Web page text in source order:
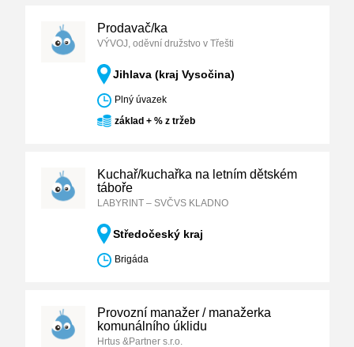
Prodavač/ka
VÝVOJ, oděvní družstvo v Třešti
Jihlava (kraj Vysočina)
Plný úvazek
základ + % z tržeb
Kuchař/kuchařka na letním dětském
táboře
LABYRINT – SVČVS KLADNO
Středočeský kraj
Brigáda
Provozní manažer / manažerka
komunálního úklidu
Hrtus &Partner s.r.o.